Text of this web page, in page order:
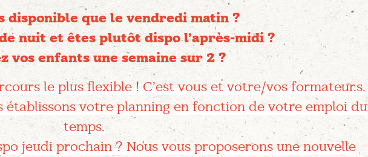
disponible que le vendredi matin ?
nuit et êtes plutôt dispo l’après-midi ?
vos enfants une semaine sur 2 ?
le plus flexible ! C’est vous et votre/vos formateur.s.
votre planning en fonction de votre emploi du
temps.
jeudi prochain ? Nous vous proposerons une nouvelle